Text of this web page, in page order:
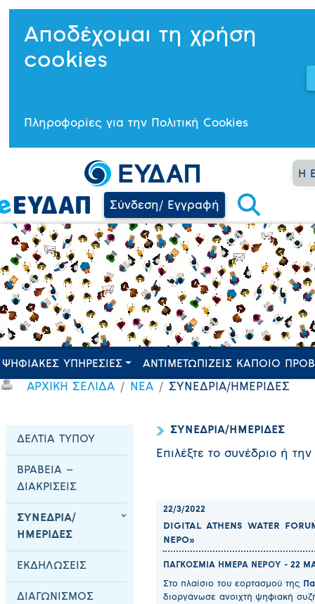
Αποδέχομαι τη χρήση
cookies
Πληροφορίες για την Πολιτική Cookies
Η
Σύνδεση/ Εγγραφή
ΨΗΦΙΑΚΕΣ ΥΠΗΡΕΣΙΕΣ ΑΝΤΙΜΕΤΩΠΙΖΕΙΣ ΚΑΠΟΙΟ
ΑΡΧΙΚΗ ΣΕΛΙΔΑ ΝΕΑ ΣΥΝΕΔΡΙΑ/ΗΜΕΡΙΔΕΣ
ΔΕΛΤΙΑ ΤΥΠΟΥ
ΒΡΑΒΕΙΑ –
ΔΙΑΚΡΙΣΕΙΣ
ΣΥΝΕΔΡΙΑ/
ΗΜΕΡΙΔΕΣ
ΕΚΔΗΛΩΣΕΙΣ
ΔΙΑΓΩΝΙΣΜΟΣ
ΣΥΝΕΔΡΙΑ/ΗΜΕΡΙΔΕΣ
Επιλέξτε το συνέδριο ή
22/3/2022
DIGITAL ATHENS WATER
ΝΕΡΟ»
ΠΑΓΚΟΣΜΙΑ ΗΜΕΡΑ ΝΕΡΟΥ - 22
Στο πλαίσιο του εορτασμού της
διοργάνωσε ανοιχτή ψηφιακή